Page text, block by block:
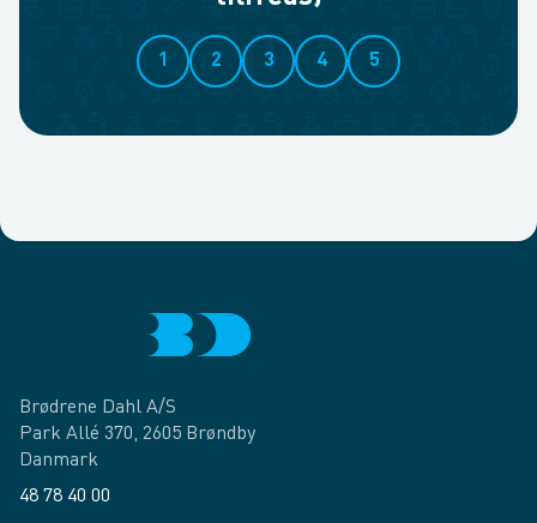
1 2 3 4 5
Brødrene Dahl A/S
Park Allé 370, 2605 Brøndby
Danmark
48 78 40 00